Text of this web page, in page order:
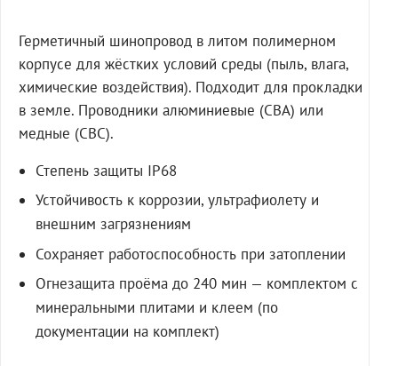
Герметичный шинопровод в литом полимерном
корпусе для жёстких условий среды (пыль, влага,
химические воздействия). Подходит для прокладки
в земле. Проводники алюминиевые (СВА) или
медные (СВС).
Степень защиты IP68
Устойчивость к коррозии, ультрафиолету и
внешним загрязнениям
Сохраняет работоспособность при затоплении
Огнезащита проёма до 240 мин — комплектом с
минеральными плитами и клеем (по
документации на комплект)